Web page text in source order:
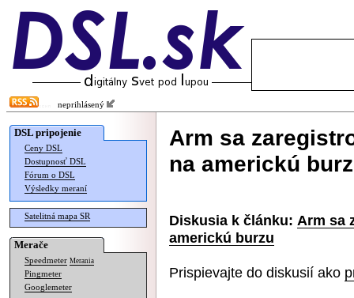
neprihlásený
DSL pripojenie
Ceny DSL
Dostupnosť DSL
Fórum o DSL
Výsledky meraní
Satelitná mapa SR
Merače
Speedmeter Merania
Pingmeter
Googlemeter
Arm sa
na americkú
Diskusia k článku: Arm sa
americkú burzu
Prispievajte do diskusií ako